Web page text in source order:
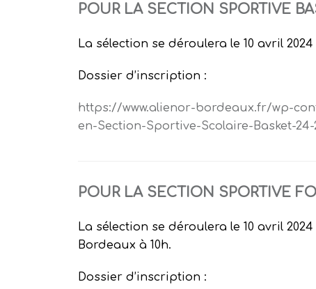
POUR LA SECTION SPORTIVE
La sélection se déroulera le 10 avril
Dossier d’inscription :
https://www.alienor-bordeaux.fr/wp-
en-Section-Sportive-Scolaire-Basket-
POUR LA SECTION SPORTIVE
La sélection se déroulera le 10 avril
Bordeaux à 10h.
Dossier d’inscription :